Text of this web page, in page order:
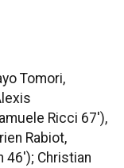
Tomori,
Ricci 67'),
Rabiot,
46'); Christian